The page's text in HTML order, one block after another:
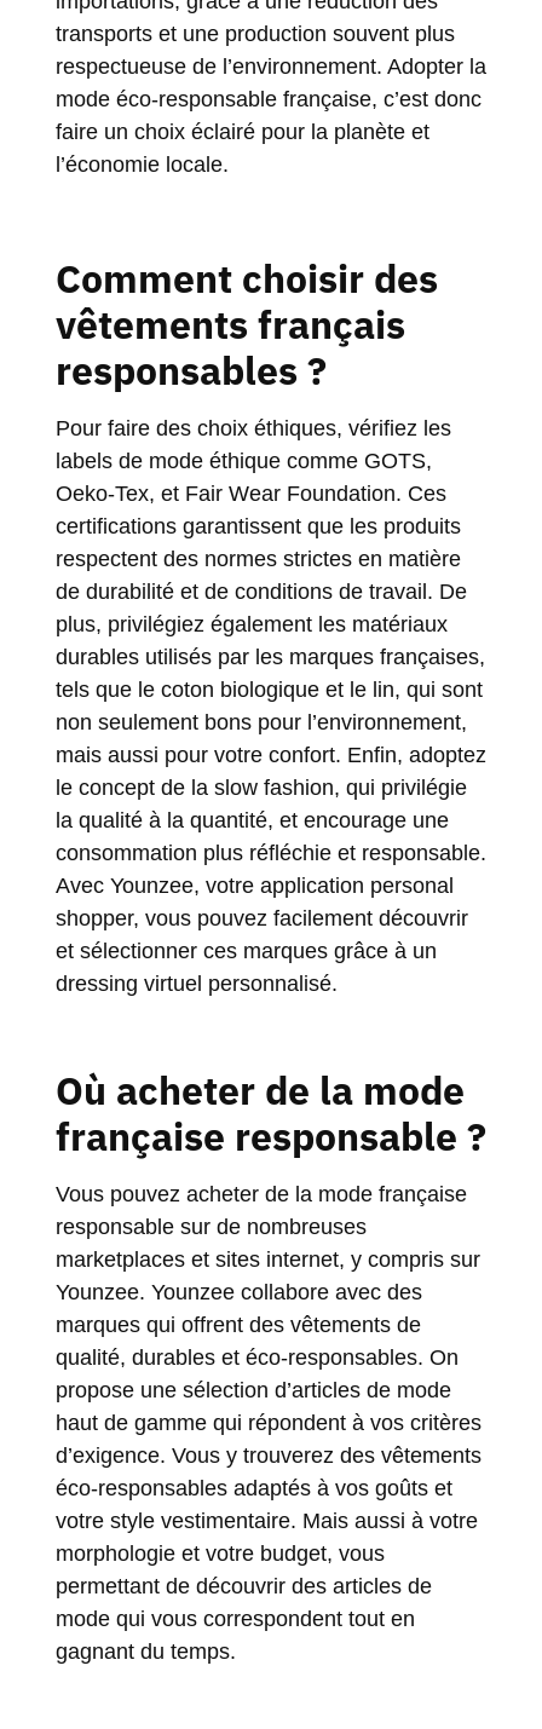
transports et une production souvent plus
respectueuse de l’environnement. Adopter la
mode éco-responsable française, c’est donc
faire un choix éclairé pour la planète et
l’économie locale.
Comment choisir des
vêtements français
responsables ?
Pour faire des choix éthiques, vérifiez les
labels de mode éthique comme GOTS,
Oeko-Tex, et Fair Wear Foundation. Ces
certifications garantissent que les produits
respectent des normes strictes en matière
de durabilité et de conditions de travail. De
plus, privilégiez également les matériaux
durables utilisés par les marques françaises,
tels que le coton biologique et le lin, qui sont
non seulement bons pour l’environnement,
mais aussi pour votre confort. Enfin, adoptez
le concept de la slow fashion, qui privilégie
la qualité à la quantité, et encourage une
consommation plus réfléchie et responsable.
Avec Younzee, votre application personal
shopper, vous pouvez facilement découvrir
et sélectionner ces marques grâce à un
dressing virtuel personnalisé.
Où acheter de la mode
française responsable ?
Vous pouvez acheter de la mode française
responsable sur de nombreuses
marketplaces et sites internet, y compris sur
Younzee. Younzee collabore avec des
marques qui offrent des vêtements de
qualité, durables et éco-responsables. On
propose une sélection d’articles de mode
haut de gamme qui répondent à vos critères
d’exigence. Vous y trouverez des vêtements
éco-responsables adaptés à vos goûts et
votre style vestimentaire. Mais aussi à votre
morphologie et votre budget, vous
permettant de découvrir des articles de
mode qui vous correspondent tout en
gagnant du temps.